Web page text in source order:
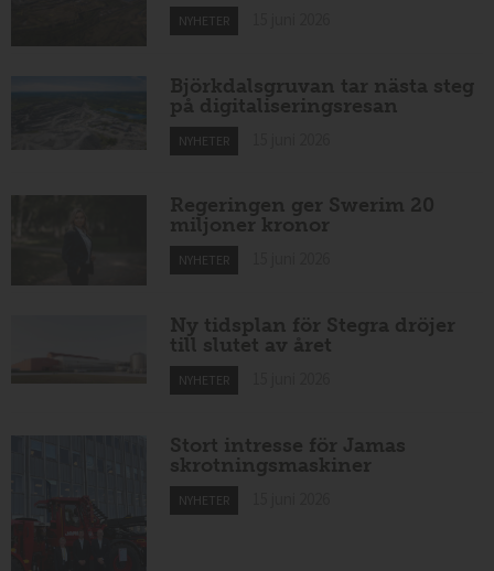
NYHETER
Björkdalsgruvan tar nästa steg
på digitaliseringsresan
NYHETER
Regeringen ger Swerim 20
miljoner kronor
NYHETER
Ny tidsplan för Stegra dröjer
till slutet av året
NYHETER
Stort intresse för Jamas
skrotningsmaskiner
NYHETER